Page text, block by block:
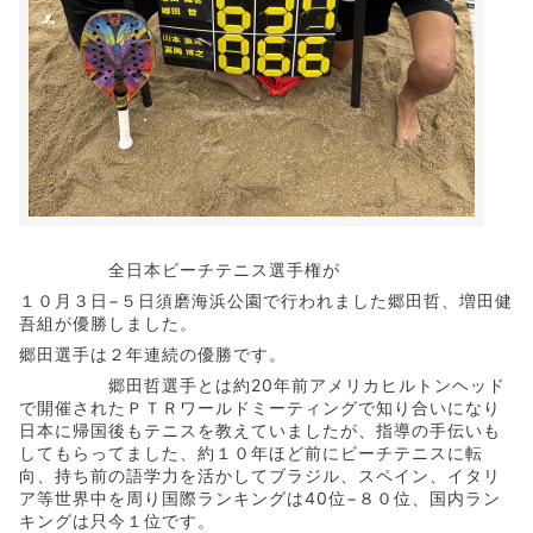
全日本ビーチテニス選手権が
１０月３日−５日須磨海浜公園で行われました郷田哲、増田健
吾組が優勝しました。
郷田選手は２年連続の優勝です。
郷田哲選手とは約20年前アメリカヒルトンヘッド
で開催されたＰＴＲワールドミーティングで知り合いになり
日本に帰国後もテニスを教えていましたが、指導の手伝いも
してもらってました、約１０年ほど前にビーチテニスに転
向、持ち前の語学力を活かしてブラジル、スペイン、イタリ
ア等世界中を周り国際ランキングは40位−８０位、国内ラン
キングは只今１位です。